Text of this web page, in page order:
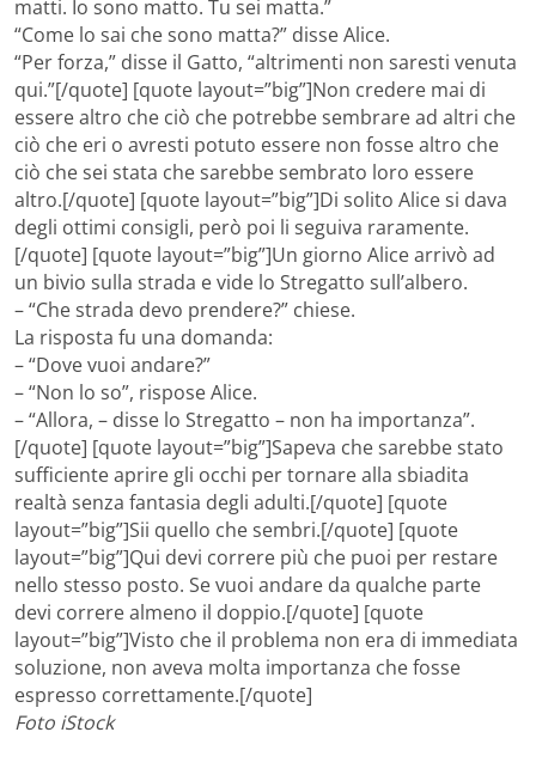
matti. Io sono matto. Tu sei matta.”
“Come lo sai che sono matta?” disse Alice.
“Per forza,” disse il Gatto, “altrimenti non saresti venuta
qui.”[/quote] [quote layout=”big”]Non credere mai di
essere altro che ciò che potrebbe sembrare ad altri che
ciò che eri o avresti potuto essere non fosse altro che
ciò che sei stata che sarebbe sembrato loro essere
altro.[/quote] [quote layout=”big”]Di solito Alice si dava
degli ottimi consigli, però poi li seguiva raramente.
[/quote] [quote layout=”big”]Un giorno Alice arrivò ad
un bivio sulla strada e vide lo Stregatto sull’albero.
– “Che strada devo prendere?” chiese.
La risposta fu una domanda:
– “Dove vuoi andare?”
– “Non lo so”, rispose Alice.
– “Allora, – disse lo Stregatto – non ha importanza”.
[/quote] [quote layout=”big”]Sapeva che sarebbe stato
sufficiente aprire gli occhi per tornare alla sbiadita
realtà senza fantasia degli adulti.[/quote] [quote
layout=”big”]Sii quello che sembri.[/quote] [quote
layout=”big”]Qui devi correre più che puoi per restare
nello stesso posto. Se vuoi andare da qualche parte
devi correre almeno il doppio.[/quote] [quote
layout=”big”]Visto che il problema non era di immediata
soluzione, non aveva molta importanza che fosse
espresso correttamente.[/quote]
Foto iStock